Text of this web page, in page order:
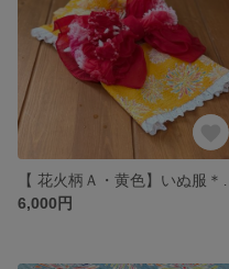
6,000円